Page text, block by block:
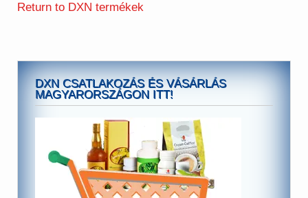
Return to DXN termékek
DXN CSATLAKOZÁS ÉS VÁSÁRLÁS
MAGYARORSZÁGON ITT!